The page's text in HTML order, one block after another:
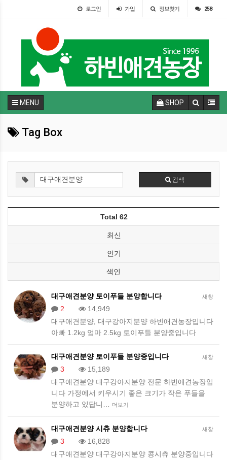
로그인 가입 정보찾기 258
MENU SHOP
Tag Box
검색
Total 62
최신
인기
색인
새창
대구애견분양 토이푸들 분양합니다
2
14,949
대구애견분양, 대구강아지분양 하빈애견농장입니다
아빠 1.2kg 엄마 2.5kg 토이푸들 분양중입니다
새창
대구애견분양 토이푸들 분양중입니다
3
15,189
대구애견분양 대구강아지분양 전문 하빈애견농장입
니다 가정에서 키우시기 좋은 크기가 작은 푸들을
분양하고 있답니…
더보기
새창
대구애견분양 시츄 분양합니다
3
16,828
대구애견분양 대구강아지분양 콩시츄 분양중입니다